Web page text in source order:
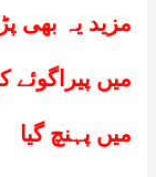
مزید یہ بھی
میں
میں پہنچ گیا